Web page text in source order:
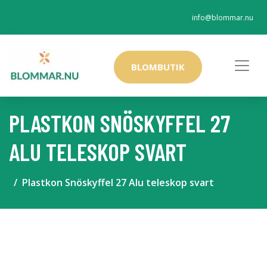
info@blommar.nu
BLOMBUTIK
PLASTKON SNÖSKYFFEL 27
ALU TELESKOP SVART
Plastkon Snöskyffel 27 Alu teleskop svart